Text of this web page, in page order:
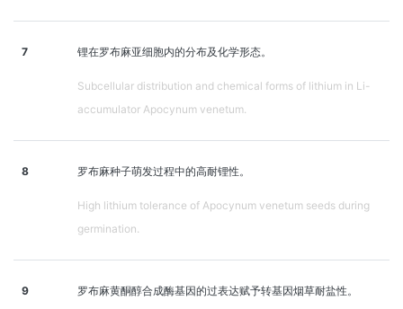
7 锂在罗布麻亚细胞内的分布及化学形态。
Subcellular distribution and chemical forms of lithium in Li-
accumulator Apocynum venetum.
8 罗布麻种子萌发过程中的高耐锂性。
High lithium tolerance of Apocynum venetum seeds during
germination.
9 罗布麻黄酮醇合成酶基因的过表达赋予转基因烟草耐盐性。